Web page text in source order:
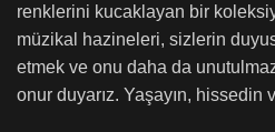
renklerini kucaklayan bir
müzikal hazineleri, sizlerin
etmek ve onu daha da
onur duyarız. Yaşayın, hissedin